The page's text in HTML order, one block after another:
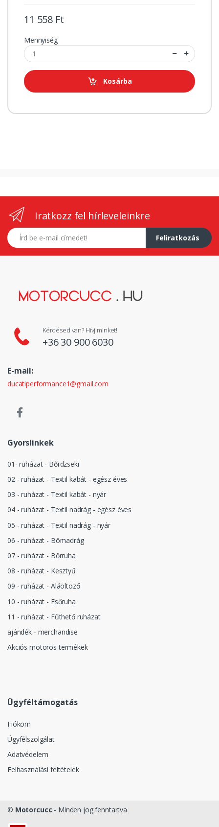
11 558 Ft
Mennyiség
Kosárba
Iratkozz fel hírleveleinkre
E-mail címed
Feliratkozás
Kérdésed van? Hívj minket!
+36 30 900 6030
E-mail:
ducatiperformance1@gmail.com
Gyorslinkek
01- ruházat - Bőrdzseki
02 - ruházat - Textil kabát - egész éves
03 - ruházat - Textil kabát - nyár
04 - ruházat - Textil nadrág - egész éves
05 - ruházat - Textil nadrág - nyár
06 - ruházat - Börnadrág
07 - ruházat - Bőrruha
08 - ruházat - Kesztyű
09 - ruházat - Aláöltöző
10 - ruházat - Esőruha
11 - ruházat - Fűthető ruházat
ajándék - merchandise
Akciós motoros termékek
Ügyféltámogatás
Fiókom
Ügyfélszolgálat
Adatvédelem
Felhasználási feltételek
© Motorcucc - Minden jog fenntartva